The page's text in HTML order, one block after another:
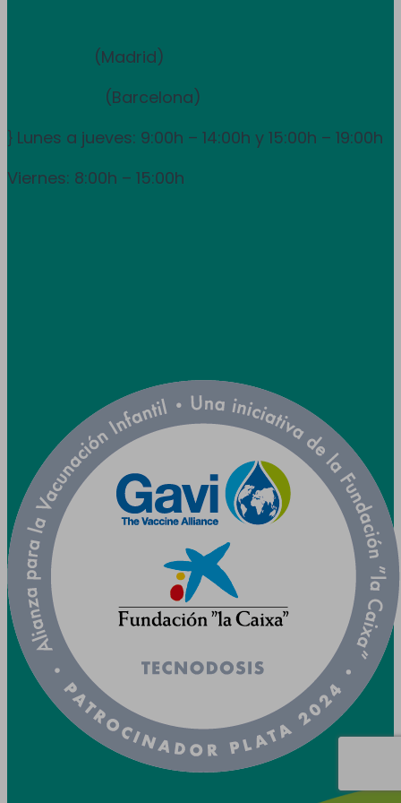
(Madrid)
(Barcelona)
} Lunes a jueves: 9:00h – 14:00h y 15:00h – 19:00h
Viernes: 8:00h – 15:00h